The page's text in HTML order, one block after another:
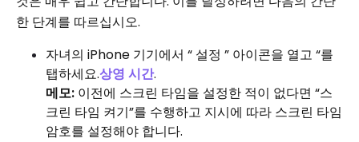
한 단계를 따르십시오.
자녀의 iPhone 기기에서 “ 설정 ” 아이콘을 열고 “를
탭하세요.상영 시간.
메모: 이전에 스크린 타임을 설정한 적이 없다면 “스
크린 타임 켜기”를 수행하고 지시에 따라 스크린 타임
암호를 설정해야 합니다.